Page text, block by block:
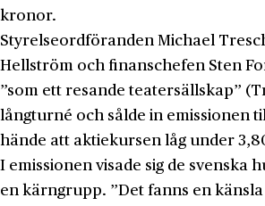
kronor.
Styrelseordföranden Michael
Hellström och finanschefen Sten
”som ett resande teatersällskap”
långturné och sålde in emissionen
hände att aktiekursen låg under
I emissionen visade sig de svenska
en kärngrupp. ”Det fanns en